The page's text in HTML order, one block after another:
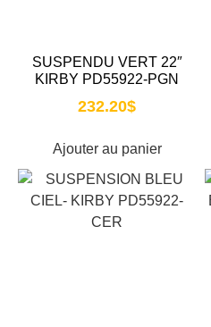
SUSPENDU VERT 22″
KIRBY PD55922-PGN
232.20$
Ajouter au panier